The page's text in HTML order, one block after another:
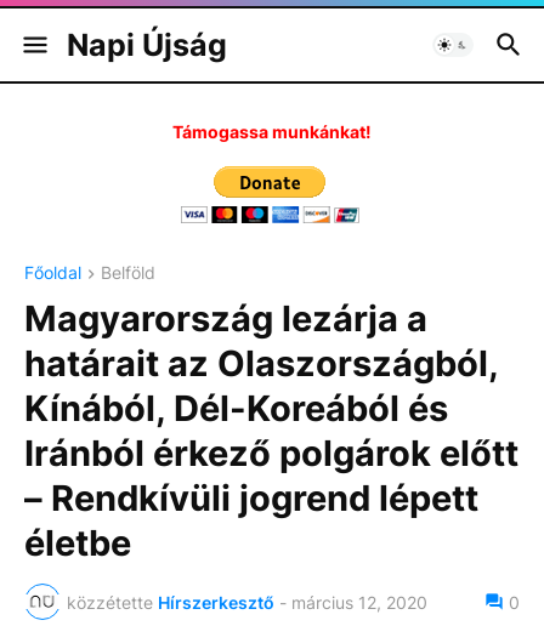
Napi Újság
Támogassa munkánkat!
Főoldal Belföld
Magyarország lezárja a
határait az Olaszországból,
Kínából, Dél-Koreából és
Iránból érkező polgárok előtt
– Rendkívüli jogrend lépett
életbe
közzétette Hírszerkesztő - március 12, 2020 0